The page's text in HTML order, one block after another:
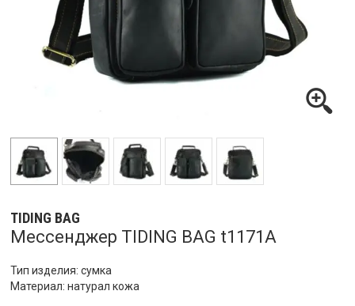
TIDING BAG
Мессенджер TIDING BAG t1171A
Тип изделия: сумка
Материал: натурал кожа